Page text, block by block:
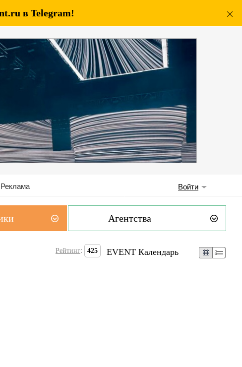
в Telegram!
Реклама Войти
Агентства
Рейтинг: 425 EVENT Календарь